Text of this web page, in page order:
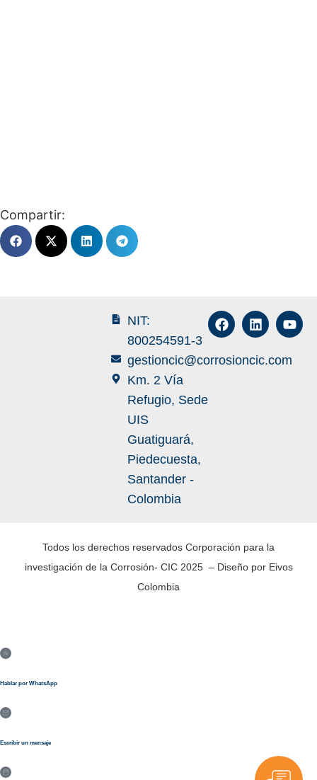
Compartir:
NIT:
800254591-3
gestioncic@corrosioncic.com
Km. 2 Vía
Refugio, Sede
UIS
Guatiguará,
Piedecuesta,
Santander -
Colombia
Todos los derechos reservados Corporación para la
investigación de la Corrosión- CIC 2025 – Diseño por Eivos
Colombia
Hablar por WhatsApp
Escribir un mensaje